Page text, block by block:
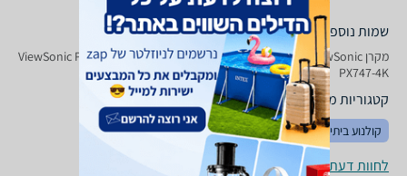
שמות נוספים לדגם
מקרן ViewSonic PX 747 - 4 K 4 K / UHD, PX747-4K ViewSonic , ViewSonic
PX747-4K
קטגוריות משלימות
קולנוע ביתי טלויזיות מתקני תלייה
לחוות דעת ופרטי החנויות